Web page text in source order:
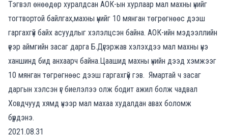
Тэгвэл өнөөдөр хуралдсан АОК-ын хурлаар мал махны үнийг
тогтвортой байлгах,махны үнийг 10 мянган төгрөгнөөс дээш
гаргахгүй байх асуудлыг хэлэлцсэн байна. АОК-ийн мэдээллийн
үеэр аймгийн засаг дарга Б.Дүгэржав хэлэхдээ мал махны үнэ
ханшинд бид анхаарч байна.Цаашид махны үнийн дээд хэмжээг
10 мянган төгрөгнөөс дээш гаргахгүй гэв. Ямартай ч засаг
даргын хэлсэн үг биелэлээ олж бодит ажил болж чадвал
Ховдчууд хямд үнээр мал махаа худалдан авах боломж
бүрдэнэ.
2021.08.31